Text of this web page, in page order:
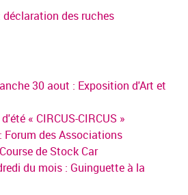
déclaration des ruches
30 aout : Exposition d'Art et
« CIRCUS-CIRCUS »
Forum des Associations
de Stock Car
du mois : Guinguette à la